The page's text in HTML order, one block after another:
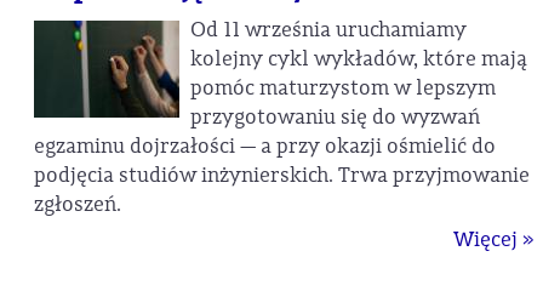
Od 11 września uruchamiamy
kolejny cykl wykładów, które mają
pomóc maturzystom w lepszym
przygotowaniu się do wyzwań
egzaminu dojrzałości — a przy okazji ośmielić do
podjęcia studiów inżynierskich. Trwa przyjmowanie
zgłoszeń.
Więcej »